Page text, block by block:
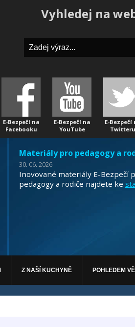
Vyhledej na
E-Bezpečí na
Facebooku
E-Bezpečí na
YouTube
E-Bezpečí
Twitteru
Materiály pro pedagogy a
30. 06. 2026
Inovované materiály E-Bezpečí
pedagogy a rodiče najdete ke
Z NAŠÍ KUCHYNĚ POHLEDEM